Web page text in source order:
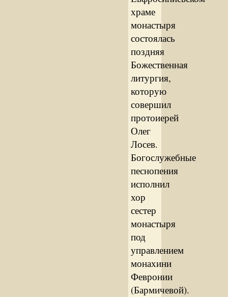
храме
монастыря
состоялась
поздняя
Божественная
литургия,
которую
совершил
протоиерей
Олег
Лосев.
Богослужебные
песнопения
исполнил
хор
сестер
монастыря
под
управлением
монахини
Февронии
(Бармичевой).